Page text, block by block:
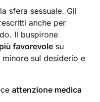
sfera sessuale. Gli
anche per
Il buspirone
favorevole su
sul desiderio e
attenzione medica